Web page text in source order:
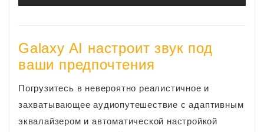
Galaxy AI настроит звук под
ваши предпочтения
Погрузитесь в невероятно реалистичное и
захватывающее аудиопутешествие с адаптивным
эквалайзером и автоматической настройкой